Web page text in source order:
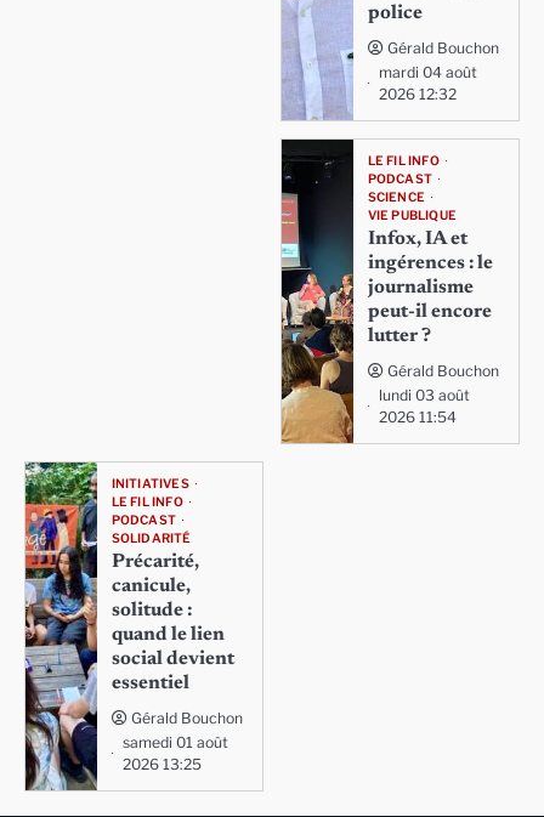
police
Gérald Bouchon
mardi 04 août
2026 12:32
LE FIL INFO
PODCAST
SCIENCE
VIE PUBLIQUE
Infox, IA et
ingérences : le
journalisme
peut-il encore
lutter ?
Gérald Bouchon
lundi 03 août
2026 11:54
INITIATIVES
LE FIL INFO
PODCAST
SOLIDARITÉ
Précarité,
canicule,
solitude :
quand le lien
social devient
essentiel
Gérald Bouchon
samedi 01 août
2026 13:25